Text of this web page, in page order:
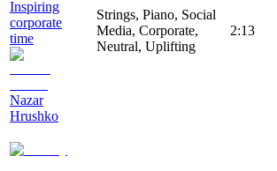
Inspiring
corporate
time
Nazar
Hrushko
Strings, Piano, Social
Media, Corporate,
Neutral, Uplifting
2:13